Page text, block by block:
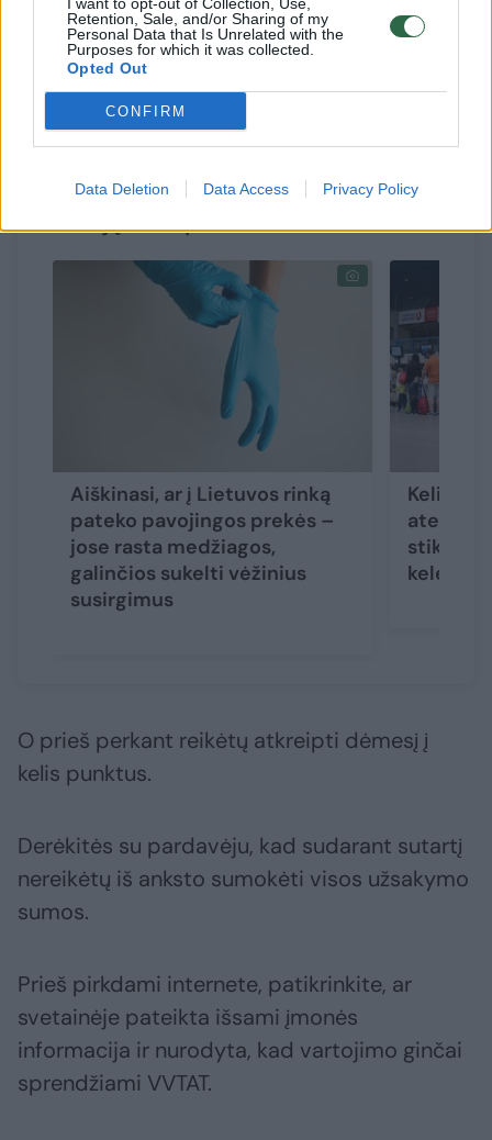
Retention, Sale, and/or Sharing of my
Personal Data that Is Unrelated with the
Purposes for which it was collected.
Opted Out
CONFIRM
Data Deletion Data Access Privacy Policy
Jei esate sudarę sutartį su viena iš šių įmonių
ir susidūrėte su problemomis, reikėtų kreiptis
į VVTAT.
Aiškinasi, ar į Lietuvos rinką
pateko pavojingos prekės –
jose rasta medžiagos,
galinčios sukelti vėžinius
susirgimus
Kelionių
ateitis –
stiklu:
O prieš perkant reikėtų atkreipti dėmesį į
kelis punktus.
Derėkitės su pardavėju, kad sudarant sutartį
nereikėtų iš anksto sumokėti visos užsakymo
sumos.
Prieš pirkdami internete, patikrinkite, ar
svetainėje pateikta išsami įmonės
informacija ir nurodyta, kad vartojimo ginčai
sprendžiami VVTAT.